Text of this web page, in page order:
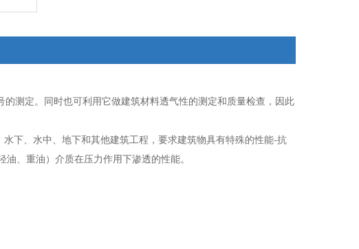
测定。同时也可利用它做建筑材料透气性的测定和质量检查，因此
下、水中、地下和其他建筑工程，要求建筑物具有特殊的性能-抗
、重油）介质在压力作用下渗透的性能。